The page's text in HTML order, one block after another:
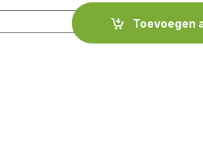
Toevoegen